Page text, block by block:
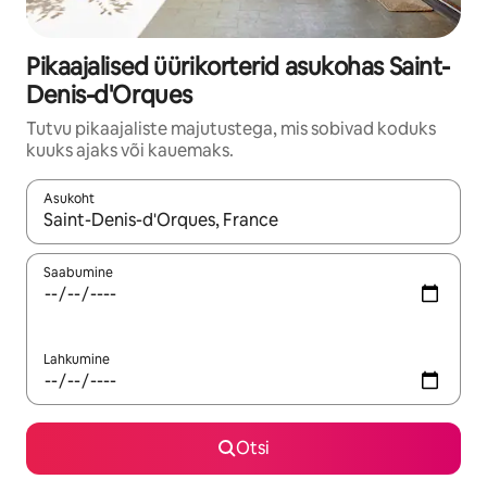
Pikaajalised üürikorterid asukohas Saint-
Denis-d'Orques
Tutvu pikaajaliste majutustega, mis sobivad koduks
kuuks ajaks või kauemaks.
Asukoht
Kui tulemused on kuvatud, liigu ekraanil nooleklahvidega või
Saabumine
Lahkumine
Otsi